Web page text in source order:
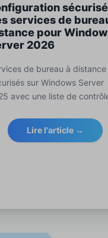
services de
pour
2026
de bureau à distance
sur Windows Server
avec une liste de
le contrôle
le chiffrement, la
Lire l'article →